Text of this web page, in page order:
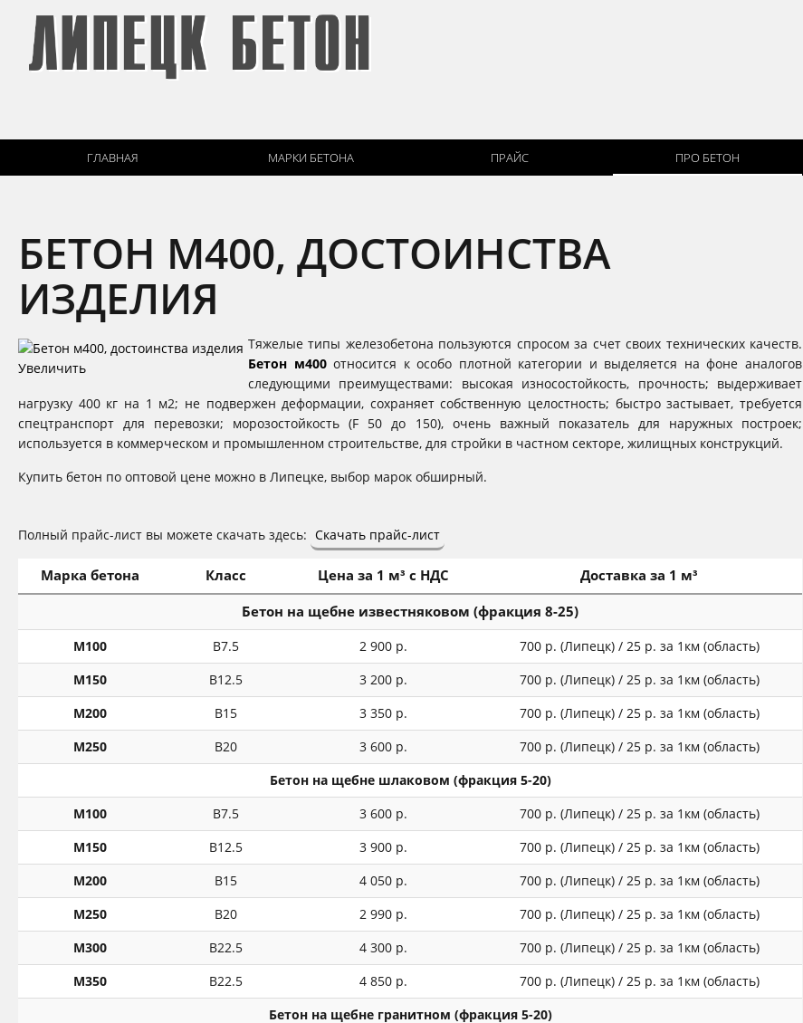
ГЛАВНАЯ МАРКИ БЕТОНА ПРАЙС ПРО БЕТОН
БЕТОН М400, ДОСТОИНСТВА
ИЗДЕЛИЯ
Увеличить
Тяжелые типы железобетона пользуются спросом за счет своих технических качеств.
Бетон м400относится к особо плотной категории и выделяется на фоне аналогов
следующими преимуществами: высокая износостойкость, прочность; выдерживает
нагрузку 400 кг на 1 м2; не подвержен деформации, сохраняет собственную целостность; быстро застывает, требуется
спецтранспорт для перевозки; морозостойкость (F 50 до 150), очень важный показатель для наружных построек;
используется в коммерческом и промышленном строительстве, для стройки в частном секторе, жилищных конструкций.
Купить бетон по оптовой цене можно в Липецке, выбор марок обширный.
Полный прайс-лист вы можете скачать здесь: Скачать прайс-лист
Марка бетона Класс Цена за 1 м³ с НДС
Доставка за 1 м³
Бетон на щебне известняковом (фракция 8-25)
М100 В7.5 2 900 р.
700 р. (Липецк) / 25 р. за 1км (область)
М150
В12.5 3 200 р.
700 р. (Липецк) / 25 р. за 1км (область)
М200
В15 3 350 р.
700 р. (Липецк) / 25 р. за 1км (область)
М250
В20 3 600 р.
700 р. (Липецк) / 25 р. за 1км (область)
Бетон на щебне шлаковом (фракция 5-20)
М100
В7.5 3 600 р.
700 р. (Липецк) / 25 р. за 1км (область)
М150
В12.5 3 900 р.
700 р. (Липецк) / 25 р. за 1км (область)
М200
В15 4 050 р.
700 р. (Липецк) / 25 р. за 1км (область)
М250
В20 2 990 р.
700 р. (Липецк) / 25 р. за 1км (область)
М300
В22.5 4 300 р.
700 р. (Липецк) / 25 р. за 1км (область)
М350
В22.5 4 850 р.
700 р. (Липецк) / 25 р. за 1км (область)
Бетон на щебне гранитном (фракция 5-20)